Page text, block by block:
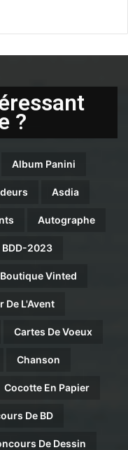
?
Album Panini
Asdia
Autographe
BDD-2023
Boutique Vinted
De L'Avent
Cartes De Voeux
Chanson
Cocotte En Papier
De BD
De Dessin